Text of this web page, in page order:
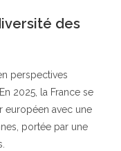
des
perspectives
2025, la France se
avec une
portée par une